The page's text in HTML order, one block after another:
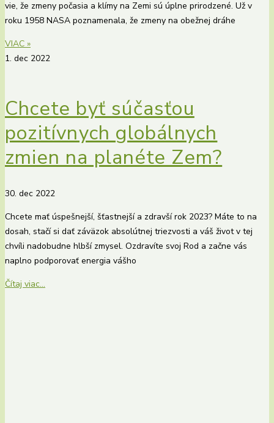
vie, že zmeny počasia a klímy na Zemi sú úplne prirodzené. Už v
roku 1958 NASA poznamenala, že zmeny na obežnej dráhe
VIAC »
1. dec 2022
Chcete byť súčasťou
pozitívnych globálnych
zmien na planéte Zem?
30. dec 2022
Chcete mať úspešnejší, šťastnejší a zdravší rok 2023? Máte to na
dosah, stačí si dať záväzok absolútnej triezvosti a váš život v tej
chvíli nadobudne hlbší zmysel. Ozdravíte svoj Rod a začne vás
naplno podporovať energia vášho
Čítaj viac...